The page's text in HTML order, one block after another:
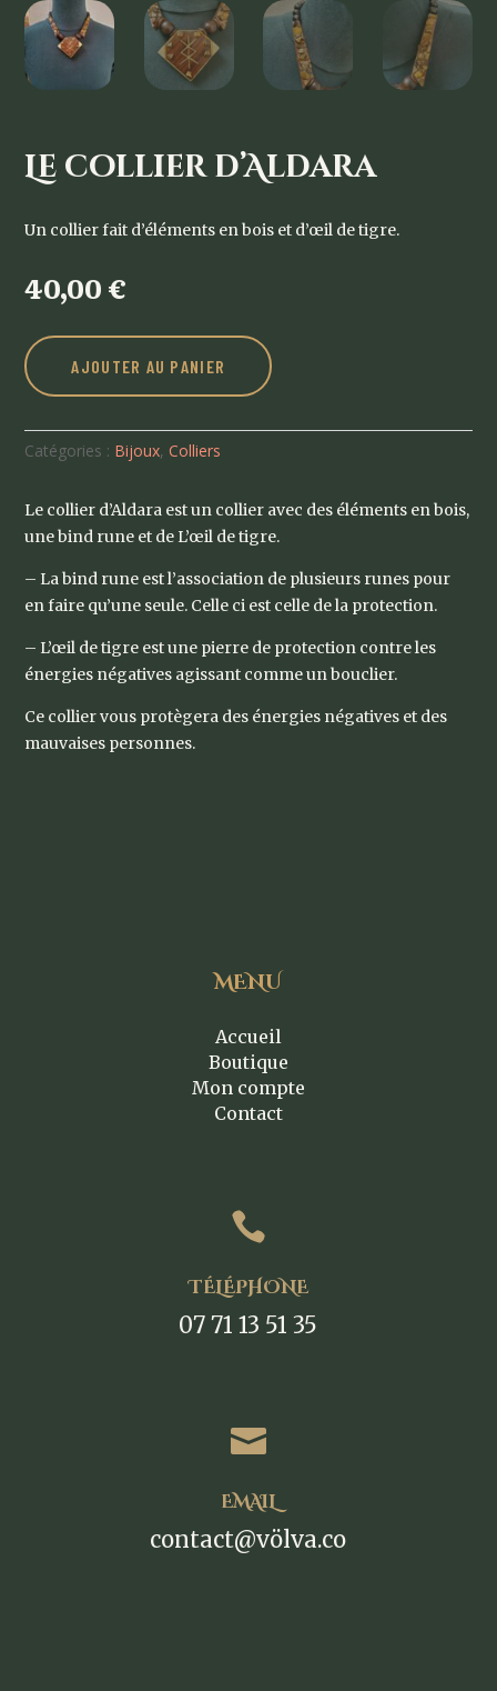
Le collier d’Aldara
Un collier fait d’éléments en bois et d’œil de tigre.
40,00 €
AJOUTER AU PANIER
Catégories : Bijoux,Colliers
Le collier d’Aldara est un collier avec des éléments en bois,
une bind rune et de L’œil de tigre.
– La bind rune est l’association de plusieurs runes pour
en faire qu’une seule. Celle ci est celle de la protection.
– L’œil de tigre est une pierre de protection contre les
énergies négatives agissant comme un bouclier.
Ce collier vous protègera des énergies négatives et des
mauvaises personnes.
MENU
Accueil
Boutique
Mon compte
Contact

TÉLÉPHONE
07 71 13 51 35

EMAIL
contact@völva.co